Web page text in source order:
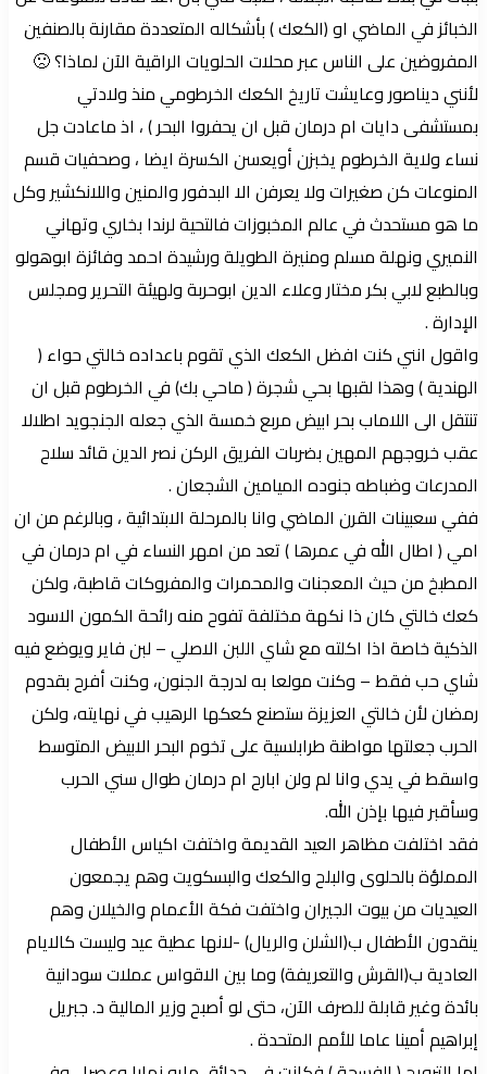
الخبائز في الماضي او (الكعك ) بأشكاله المتعددة مقارنة بالصنفين
المفروضين على الناس عبر محلات الحلويات الراقية الآن لماذا؟ 🙁
لأنني ديناصور وعايشت تاريخ الكعك الخرطومي منذ ولادتي
بمستشفى دايات ام درمان قبل ان يحفروا البحر ) ، اذ ماعادت جل
نساء ولاية الخرطوم يخبزن أويعسن الكسرة ايضا ، وصحفيات قسم
المنوعات كن صغيرات ولا يعرفن الا البدفور والمنين واللانكشير وكل
ما هو مستحدث في عالم المخبوزات فالتحية لرندا بخاري وتهاني
النميري ونهلة مسلم ومنيرة الطويلة ورشيدة احمد وفائزة ابوهولو
وبالطبع لابي بكر مختار وعلاء الدين ابوحربة ولهيئة التحرير ومجلس
الإدارة .
واقول انني كنت افضل الكعك الذي تقوم باعداده خالتي حواء (
الهندية ) وهذا لقبها بحي شجرة ( ماحي بك) في الخرطوم قبل ان
تنتقل الى اللاماب بحر ابيض مربع خمسة الذي جعله الجنجويد اطلالا
عقب خروجهم المهين بضربات الفريق الركن نصر الدين قائد سلاح
المدرعات وضباطه جنوده الميامين الشجعان .
ففي سعبينات القرن الماضي وانا بالمرحلة الابتدائية ، وبالرغم من ان
امي ( اطال الله في عمرها ) تعد من امهر النساء في ام درمان في
المطبخ من حيث المعجنات والمحمرات والمفروكات قاطبة، ولكن
كعك خالتي كان ذا نكهة مختلفة تفوح منه رائحة الكمون الاسود
الذكية خاصة اذا اكلته مع شاي اللبن الاصلي – لبن فاير ويوضع فيه
شاي حب فقط – وكنت مولعا به لدرجة الجنون، وكنت أفرح بقدوم
رمضان لأن خالتي العزيزة ستصنع كعكها الرهيب في نهايته، ولكن
الحرب جعلتها مواطنة طرابلسية على تخوم البحر الابيض المتوسط
واسقط في يدي وانا لم ولن ابارح ام درمان طوال سني الحرب
وسأقبر فيها بإذن الله.
فقد اختلفت مظاهر العيد القديمة واختفت اكياس الأطفال
المملؤة بالحلوى والبلح والكعك والبسكويت وهم يجمعون
العيديات من بيوت الجيران واختفت فكة الأعمام والخيلان وهم
ينقدون الأطفال ب(الشلن والريال) -لانها عطية عيد وليست كالايام
العادية ب(القرش والتعريفة) وما بين الاقواس عملات سودانية
بائدة وغير قابلة للصرف الآن، حتى لو أصبح وزير المالية د. جبريل
إبراهيم أمينا عاما للأمم المتحدة .